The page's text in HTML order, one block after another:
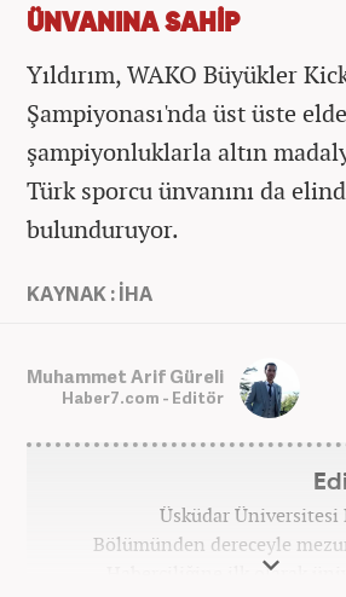
ÜNVANINA SAHİP
Yıldırım, WAKO Büyükler
Şampiyonası'nda üst üste
şampiyonluklarla altın
Türk sporcu ünvanını da
bulunduruyor.
KAYNAK : İHA
Muhammet Arif Güreli
Haber7.com - Editör
Üsküdar
Bölümünden dereceyle
Haberciliğine ilk olarak